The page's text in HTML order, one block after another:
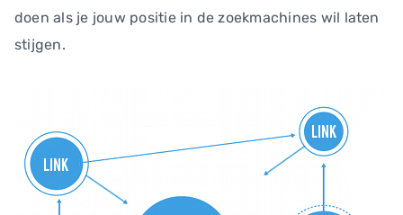
doen als je jouw positie in de zoekmachines wil laten
stijgen.